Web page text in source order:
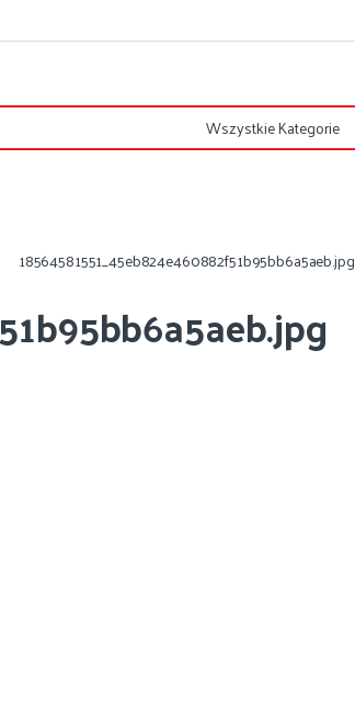
18564581551_45eb824e460882f51b95bb6a5aeb.jpg